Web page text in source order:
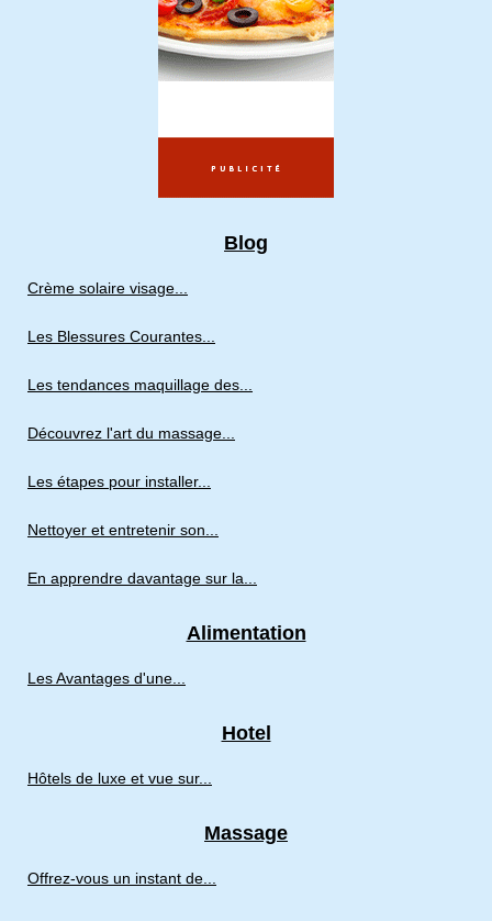
Blog
Crème solaire visage...
Les Blessures Courantes...
Les tendances maquillage des...
Découvrez l'art du massage...
Les étapes pour installer...
Nettoyer et entretenir son...
En apprendre davantage sur la...
Alimentation
Les Avantages d'une...
Hotel
Hôtels de luxe et vue sur...
Massage
Offrez-vous un instant de...